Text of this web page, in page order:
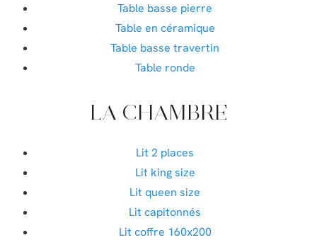
Table basse pierre
Table en céramique
Table basse travertin
Table ronde
LA CHAMBRE
Lit 2 places
Lit king size
Lit queen size
Lit capitonnés
Lit coffre 160x200